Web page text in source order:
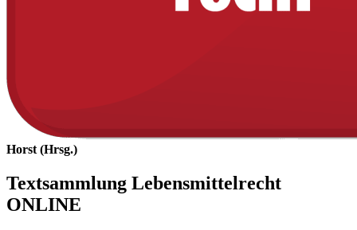
Horst (Hrsg.)
Textsammlung Lebensmittelrecht
ONLINE